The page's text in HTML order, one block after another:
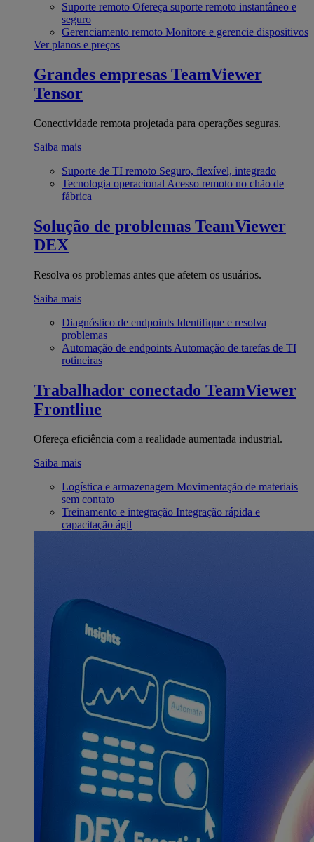
Suporte remoto Ofereça suporte remoto instantâneo e
seguro
Gerenciamento remoto Monitore e gerencie dispositivos
Ver planos e preços
Grandes empresas TeamViewer
Tensor
Conectividade remota projetada para operações seguras.
Saiba mais
Suporte de TI remoto Seguro, flexível, integrado
Tecnologia operacional Acesso remoto no chão de
fábrica
Solução de problemas TeamViewer
DEX
Resolva os problemas antes que afetem os usuários.
Saiba mais
Diagnóstico de endpoints Identifique e resolva
problemas
Automação de endpoints Automação de tarefas de TI
rotineiras
Trabalhador conectado TeamViewer
Frontline
Ofereça eficiência com a realidade aumentada industrial.
Saiba mais
Logística e armazenagem Movimentação de materiais
sem contato
Treinamento e integração Integração rápida e
capacitação ágil